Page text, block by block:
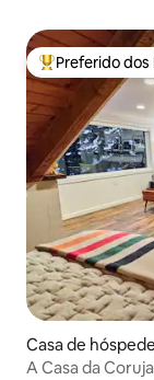
Entre os
Preferido
Casa de
A Casa da